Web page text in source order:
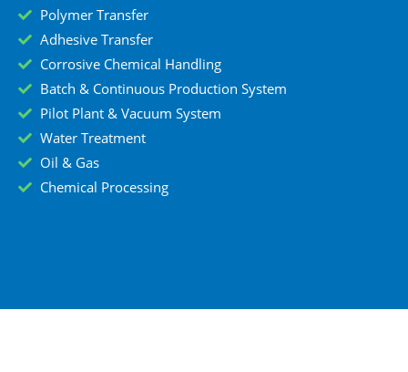
Polymer Transfer
Adhesive Transfer
Corrosive Chemical Handling
Batch & Continuous Production System
Pilot Plant & Vacuum System
Water Treatment
Oil & Gas
Chemical Processing